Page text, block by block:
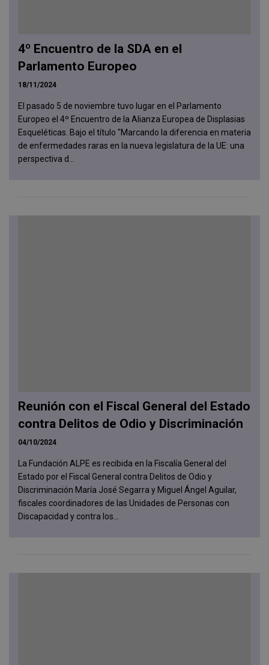
4º Encuentro de la SDA en el
Parlamento Europeo
18/11/2024
El pasado 5 de noviembre tuvo lugar en el Parlamento
Europeo el 4º Encuentro de la Alianza Europea de Displasias
Esqueléticas. Bajo el título "Marcando la diferencia en materia
de enfermedades raras en la nueva legislatura de la UE: una
perspectiva d...
Reunión con el Fiscal General del Estado
contra Delitos de Odio y Discriminación
04/10/2024
La Fundación ALPE es recibida en la Fiscalía General del
Estado por el Fiscal General contra Delitos de Odio y
Discriminación María José Segarra y Miguel Ángel Aguilar,
fiscales coordinadores de las Unidades de Personas con
Discapacidad y contra los...